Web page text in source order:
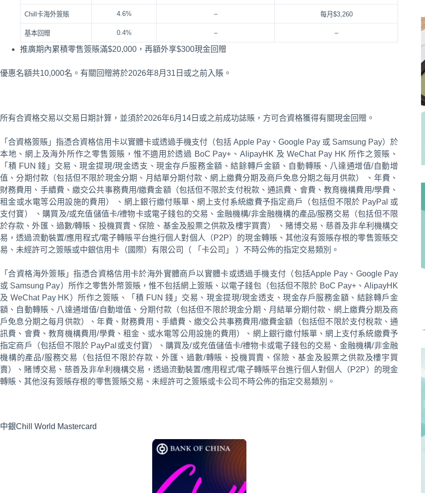
Chill卡海外簽賬 4.6% – 每月$3,260
基本回贈 0.4% – –
推廣期內累積零售簽賬滿$20,000，再額外享$300現金回贈
優惠名額共10,000名。有關回贈將於2026年8月31日或之前入賬。
所有合資格交易以交易日期計算，並須於2026年6月14日或之前成功誌賬，方可合資格獲得有關現金回贈。
「合資格簽賬」指憑合資格信用卡以實體卡或透過手機支付（包括 Apple Pay、Google Pay 或 Samsung Pay）於
本地、網上及海外所作之零售簽賬，惟不適用於透過 BoC Pay+、AlipayHK 及 WeChat Pay HK 所作之簽賬、
「積 FUN 錢」交易、現金提現/現金透支、現金存戶服務金額、結餘轉戶金額、自動轉賬、八達通增值/自動增
值、分期付款（包括但不限於現金分期、月結單分期付款、網上繳費分期及商戶免息分期之每月供款） 、年費、
財務費用、手續費、繳交公共事務費用/繳費金額（包括但不限於支付稅款、通訊費、會費、教育機構費用/學費、
租金或水電等公用設施的費用） 、網上銀行繳付賬單、網上支付系統繳費予指定商戶（包括但不限於 PayPal 或
支付寶） 、購買及/或充值儲值卡/禮物卡或電子錢包的交易、金融機構/非金融機構的產品/服務交易（包括但不限
於存款、外匯、過數/轉賬、投機買賣、保險、基金及股票之供款及樓宇買賣） 、賭博交易、慈善及非牟利機構交
易，透過流動裝置/應用程式/電子轉賬平台進行個人對個人（P2P）的現金轉賬、其他沒有簽賬存根的零售簽賬交
易、未經許可之簽賬或中銀信用卡（國際）有限公司（ 「卡公司」 ）不時公佈的指定交易類別。
「合資格海外簽賬」指憑合資格信用卡於海外實體商戶以實體卡或透過手機支付（包括Apple Pay、Google Pay
或 Samsung Pay）所作之零售外幣簽賬，惟不包括網上簽賬、以電子錢包（包括但不限於 BoC Pay+、AlipayHK
及 WeChat Pay HK）所作之簽賬、「積 FUN 錢」交易、現金提現/現金透支、現金存戶服務金額、結餘轉戶金
額、自動轉賬、八達通增值/自動增值、分期付款（包括但不限於現金分期、月結單分期付款、網上繳費分期及商
戶免息分期之每月供款）、年費、財務費用、手續費、繳交公共事務費用/繳費金額（包括但不限於支付稅款、通
訊費、會費、教育機構費用/學費、租金、或水電等公用設施的費用）、網上銀行繳付賬單、網上支付系統繳費予
指定商戶（包括但不限於 PayPal或支付寶）、購買及/或充值儲值卡/禮物卡或電子錢包的交易、金融機構/非金融
機構的產品/服務交易（包括但不限於存款、外匯、過數/轉賬、投機買賣、保險、基金及股票之供款及樓宇買
賣）、賭博交易、慈善及非牟利機構交易，透過流動裝置/應用程式/電子轉賬平台進行個人對個人（P2P）的現金
轉賬、其他沒有簽賬存根的零售簽賬交易、未經許可之簽賬或卡公司不時公佈的指定交易類別。
中銀Chill World Mastercard